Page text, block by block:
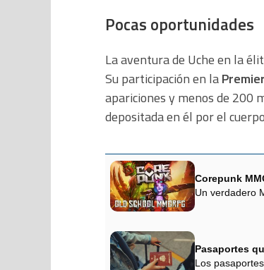
Pocas oportunidades
La aventura de Uche en la
Su participación en la
apariciones y menos de 200
depositada en él por el
Corepunk
Un verdadero
Pasaportes
Los